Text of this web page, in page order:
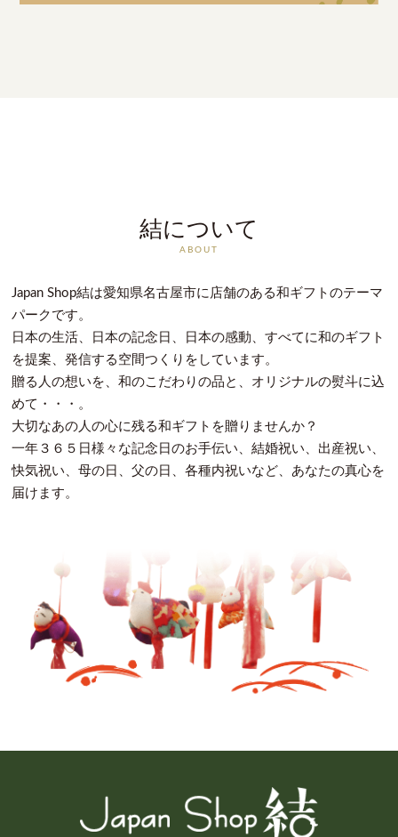
結について
ABOUT
Japan Shop結は愛知県名古屋市に店舗のある和ギフトのテーマ
パークです。
日本の生活、日本の記念日、日本の感動、すべてに和のギフト
を提案、発信する空間つくりをしています。
贈る人の想いを、和のこだわりの品と、オリジナルの熨斗に込
めて・・・。
大切なあの人の心に残る和ギフトを贈りませんか？
一年３６５日様々な記念日のお手伝い、結婚祝い、出産祝い、
快気祝い、母の日、父の日、各種内祝いなど、あなたの真心を
届けます。